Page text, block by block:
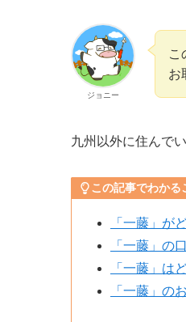
ジョニー
こ
お
九州以外に住んで
この記事でわかる
「一藤」が
「一藤」の
「一藤」は
「一藤」の